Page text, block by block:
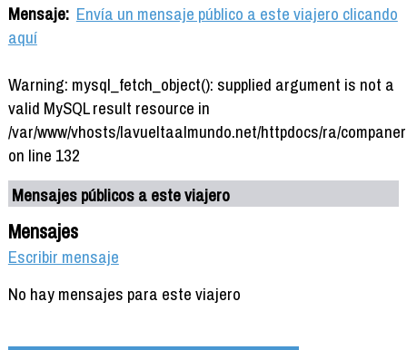
Mensaje: Envía un mensaje público a este viajero clicando
aquí
Warning: mysql_fetch_object(): supplied argument is not a
valid MySQL result resource in
/var/www/vhosts/lavueltaalmundo.net/httpdocs/ra/
on line 132
Mensajes públicos a este viajero
Mensajes
Escribir mensaje
No hay mensajes para este viajero